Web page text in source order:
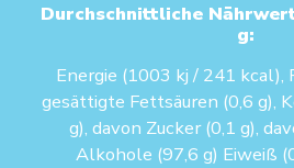
Durchschnittliche
g:
Energie (1003 kj / 241 kcal),
gesättigte Fettsäuren (0,6 g),
g), davon Zucker (0,1 g),
Alkohole (97,6 g) Eiweiß